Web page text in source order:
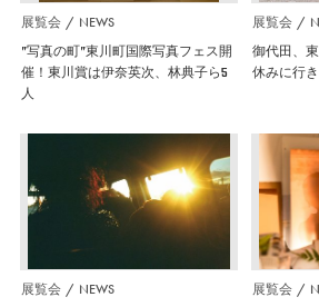
展覧会 NEWS
”写真の町”東川町国際写真フェス開
催！東川賞は伊奈英次、林典子ら5
人
展覧会
御代田、
休みに行
展覧会 NEWS 展覧会